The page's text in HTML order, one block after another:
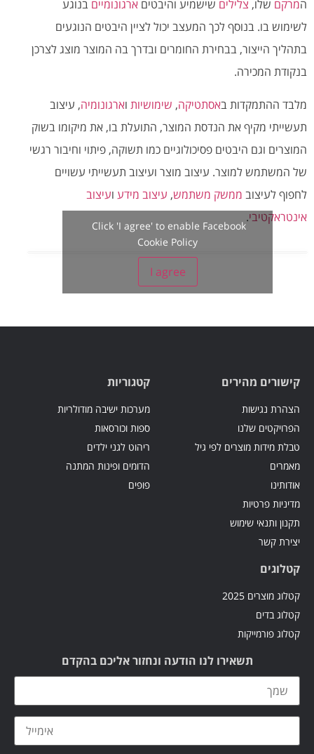
המרקם שלו, צלילים שישמיע והיבטים ארגונומיים בנוגע
לשימוש בו. בנוסף לכך המעצב יכול לציין היבטים הנוגעים
בתהליך הייצור, בבחירת החומרים ובדרך בה המוצר מוצג לצרכן
בנקודת המכירה.
מלבד ההתמקדות באסתטיקה, שימושיות וארגונומיה, עיצוב
תעשייתי מקיף את הנדסת המוצר, התועלת בו, את מיקומו בשוק
המוצרים וגם היבטים פסיכולוגיים כמו תשוקה, פיתוי וחיבור רגשי
של המשתמש למוצר. עיצוב מוצר ועיצוב תעשייתי עשויים
לחפוף לעיצוב ממשק משתמש, עיצוב מידע ועיצוב
אינטראקטיבי.
Click 'I agree' to enable Facebook
Cookie Policy
I agree
קישורים מהירים
הצהרת נגישות
הפרויקטים שלנו
טבלת מידות מוצרים לפי גיל
מאמרים
אודותינו
מדיניות פרטיות
תקנון ותנאי שימוש
יצירת קשר
קטגוריות
מערכות ישיבה מודולריות
ספות וכורסאות
ריהוט לגני ילדים
הדומים ופינות המתנה
פופים
קטלוגים
קטלוג מוצרים 2025
קטלוג בדים
קטלוג פורמייקות
תשאירו לנו הודעה ונחזור אליכם בהקדם